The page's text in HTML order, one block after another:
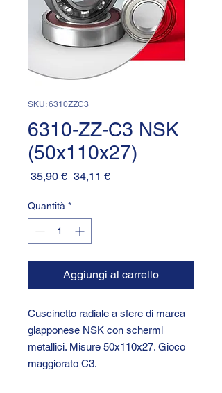
SKU: 6310ZZC3
6310-ZZ-C3 NSK
(50x110x27)
35,90 € Prezzo
34,11 €Prezzo
Quantità *
Aggiungi al carrello
Cuscinetto radiale a sfere di marca
giapponese NSK con schermi
metallici. Misure 50x110x27. Gioco
maggiorato C3.